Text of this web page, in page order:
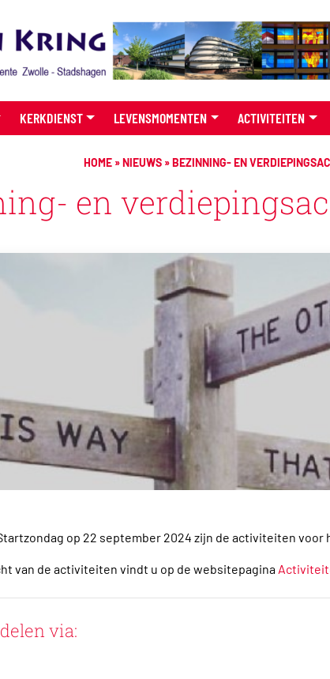
KERKDIENST LEVENSMOMENTEN ACTIVITEITEN
HOME »NIEUWS »BEZINNING- EN
en
op 22 september 2024 zijn de activiteiten voor
van de activiteiten vindt u op de websitepagina
via: